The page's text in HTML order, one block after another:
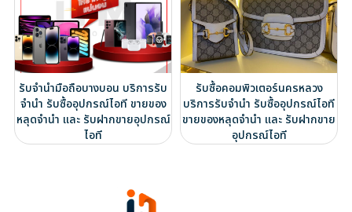
รับจำนำมือถือบางบอน บริการรับ
จำนำ รับซื้ออุปกรณ์ไอที ขายของ
หลุดจำนำ และ รับฝากขายอุปกรณ์
ไอที
รับซื้อคอมพิวเตอร์นครหลวง
บริการรับจำนำ รับซื้ออุปกรณ์ไอที
ขายของหลุดจำนำ และ รับฝากขาย
อุปกรณ์ไอที